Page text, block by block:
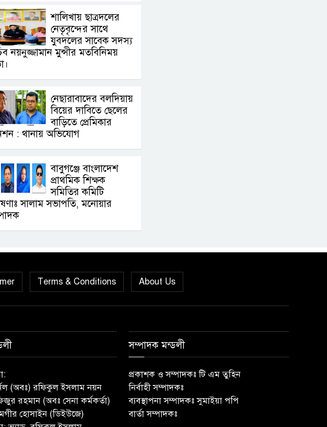
শালিখায় ছাত্রদলের
নেতৃবৃন্দের সাথে
যুবদলের সাবেক সদস্য
নয়নুজ্জামান মুন্সীর মতবিনিময়
নেছারাবাদের বলদিয়ায়
বিয়ের দাবিতে ছেলের
বাড়িতে প্রেমিকার
: থানায় অভিযোগ
বাবুগঞ্জে বাংলাদেশ
প্রাথমিক শিক্ষক
সমিতির কমিটি
সালাম সভাপতি, মনোয়ার
বৃক্ষমেলার উদ্বোধন,
ক্রীড়া সামগ্রী বিতরণ
‎গৌরনদীতে তথ্য ও
উপস্থিতিতে বৃক্ষমেলা
উদ্বোধন, বৃক্ষরোপণ ও শিক্ষার্থীদের মাঝে
চারা-ক্রীড়া সামগ্রী বিতরণ
অলিম্পিয়াডে
Terms & Conditions About Us
(অবঃ) রফিকুল ইসলাম নয়ন
রহমান (অবঃ সেনা কর্মকর্তা)
হোসাইন (ডিইউজে)
সম্পাদক মন্ডলী
প্রকাশক ও সম্পাদকঃ টি এম তুহিন
নির্বাহী সম্পাদকঃ
ব্যবস্থাপনা সম্পাদকঃ সুমাইয়া পপি
বার্তা সম্পাদকঃ